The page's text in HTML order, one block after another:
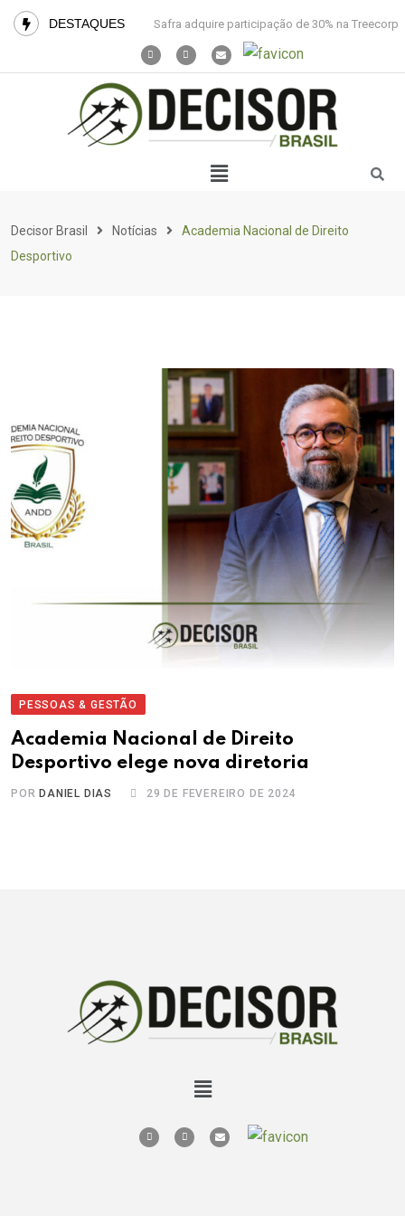
DESTAQUES Safra adquire participação de 30% na Treecorp
Decisor Brasil Notícias
Academia Nacional de Direito
Desportivo
PESSOAS & GESTÃO
Academia Nacional de Direito
Desportivo elege nova diretoria
POR DANIEL DIAS 29 DE FEVEREIRO DE 2024